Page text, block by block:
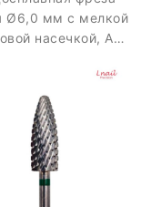
Ø6,0 мм с мелкой
насечкой, AL
обработки в зоне
и аккуратной
материала.